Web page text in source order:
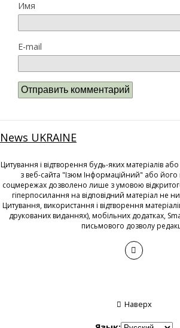
Имя
E-mail
News UKRAINE
Цитування і відтворення будь-яких матеріалів або
з веб-сайта "Ізюм Інформаційний" або його
соцмережах дозволено лише з умовою
гіперпосилання на відповідний матеріал не
Цитування, використання і відтворення
друкованих виданнях), мобільних додатках,
письмового дозволу
Наверх